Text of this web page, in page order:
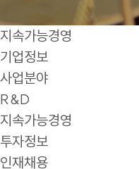
지속가능경영
기업정보
사업분야
R&D
지속가능경영
투자정보
인재채용